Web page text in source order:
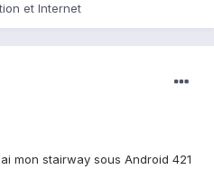
et Internet
mon stairway sous Android 421